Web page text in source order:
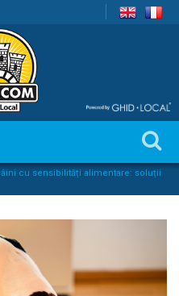
cu sensibilități alimentare: soluții